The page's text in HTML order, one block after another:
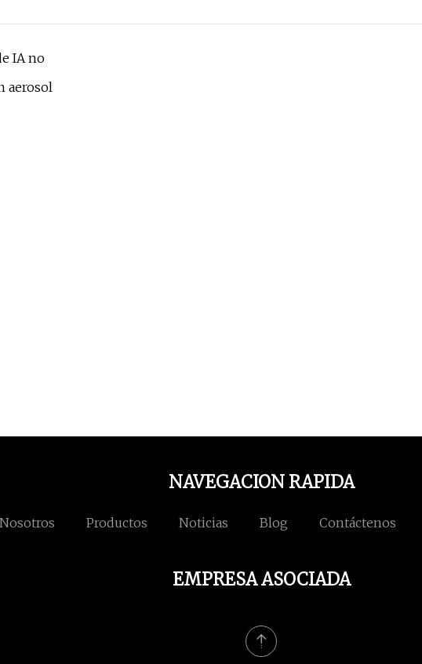
IA no
aerosol
NAVEGACION RAPIDA
Productos Noticias Blog Contáctenos
EMPRESA ASOCIADA